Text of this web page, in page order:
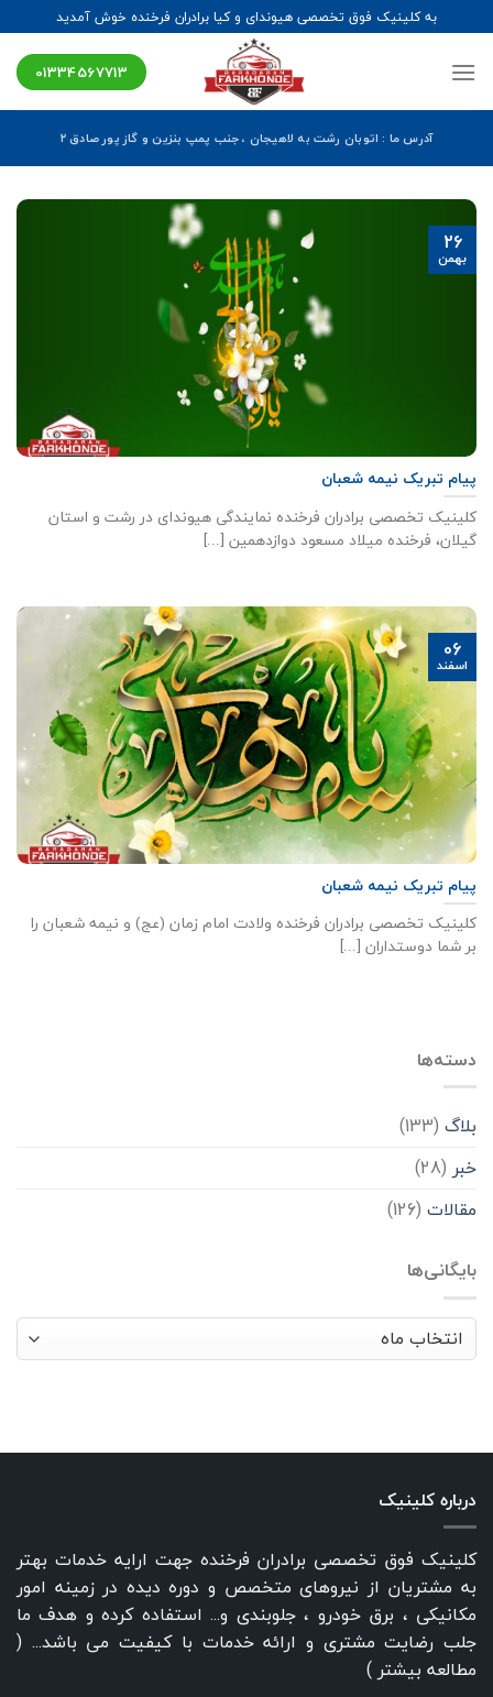
to
content
به کلینیک فوق تخصصی هیوندای و کیا برادران فرخنده خوش آمدید
01334567713
آدرس ما : اتوبان رشت به لاهیجان ، جنب پمپ بنزین و گاز پور صادق ۲
پیام تبریک نیمه شعبان
کلینیک تخصصی برادران فرخنده نمایندگی هیوندای در رشت و استان
گیلان، فرخنده میلاد مسعود دوازدهمین [...]
26
بهمن
پیام تبریک نیمه شعبان
کلینیک تخصصی برادران فرخنده ولادت امام زمان (عج) و نیمه شعبان را
بر شما دوستداران [...]
06
اسفند
دسته‌ها
بلاگ (133)
خبر (28)
مقالات (126)
بایگانی‌ها
بایگانی‌ها
درباره کلینیک
کلینیک فوق تخصصی برادران فرخنده جهت ارایه خدمات بهتر
به مشتریان از نیروهای متخصص و دوره دیده در زمینه امور
مکانیکی ، برق خودرو ، جلوبندی و... استفاده کرده و هدف ما
جلب رضایت مشتری و ارائه خدمات با کیفیت می باشد... (
مطالعه بیشتر )